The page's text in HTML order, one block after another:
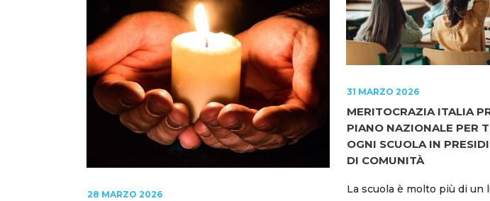
31 MARZO 2026
MERITOCRAZIA ITALIA
PIANO NAZIONALE PER
OGNI SCUOLA IN
DI COMUNITÀ
La scuola è molto più di un
28 MARZO 2026